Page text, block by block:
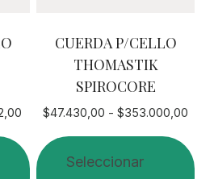
página
producto
Rango
precios:
desde
CUERDA P/CELLO
THOMASTIK
SPIROCORE
$47.430,00 - $353.000,00
Seleccionar